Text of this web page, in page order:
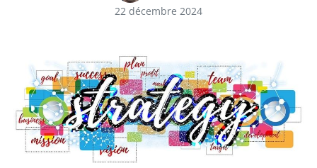
22 décembre 2024